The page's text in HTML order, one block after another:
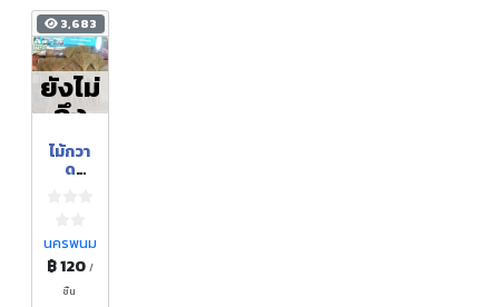
3,683
ยังไม่
ถึง
ฤดูกา
ล
ไม้กวา
ด
ดดอก
แขม)
นครพนม
฿ 120 /
ชิ้น